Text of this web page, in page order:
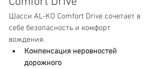
Шасси AL-KO Comfort Drive сочетает в
себе безопасность и комфорт
вождения.
Компенсация неровностей
дорожного